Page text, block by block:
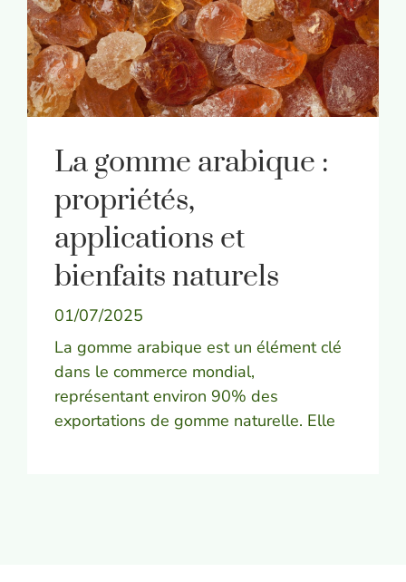
La gomme arabique :
propriétés,
applications et
bienfaits naturels
01/07/2025
La gomme arabique est un élément clé
dans le commerce mondial,
représentant environ 90% des
exportations de gomme naturelle. Elle